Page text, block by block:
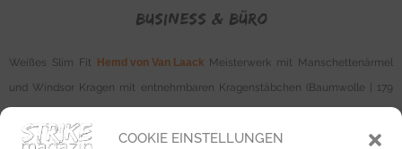
COOKIE EINSTELLUNGEN
Business & BÜro
Weißes Slim Fit Hemd von Van Laack Meisterwerk mit Manschettenärmel
und Windsor Kragen mit entnehmbaren Kragenstäbchen (Baumwolle | 179
Elefantengrauer zweiteiligerAnzug von Bugattibestehend aus einem